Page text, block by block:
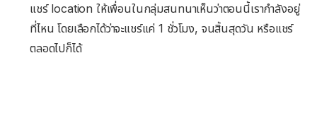
แชร์ location ให้เพื่อนในกลุ่มสนทนาเห็นว่าตอนนี้เรากำลังอยู่
ที่ไหน โดยเลือกได้ว่าจะแชร์แค่ 1 ชั่วโมง, จนสิ้นสุดวัน หรือแชร์
ตลอดไปก็ได้